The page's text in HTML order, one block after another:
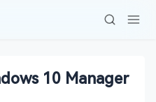
10 Manager